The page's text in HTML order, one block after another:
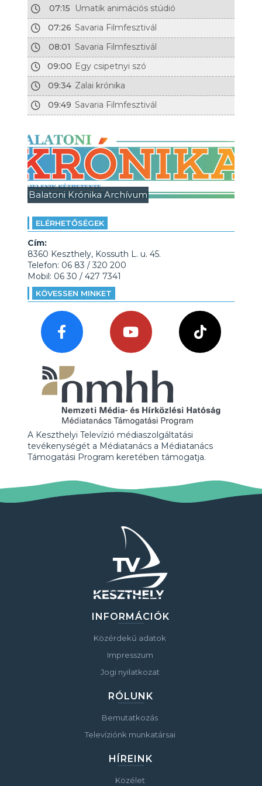
07:15
Umatik animációs stúdió
07:26 Savaria Filmfesztivál
08:01 Savaria Filmfesztivál
09:00 Egy csipetnyi szó
09:34 Zalai krónika
09:49 Savaria Filmfesztivál
Balatoni Krónika Archívum
ELÉRHETŐSÉGEK
Cím:
8360 Keszthely, Kossuth L. u. 45.
Telefon: 06 83 / 320 200
Mobil: 06 30 / 427 7341
KÖVESSEN MINKET
A Keszthelyi Televízió médiaszolgáltatási
tevékenységét a Médiatanács a Médiatanács
Támogatási Program keretében támogatja.
INFORMÁCIÓK
Közérdekű adatok
Impresszum
Jogi nyilatkozat
RÓLUNK
Bemutatkozás
Televíziónk munkatársai
HÍREINK
Közélet